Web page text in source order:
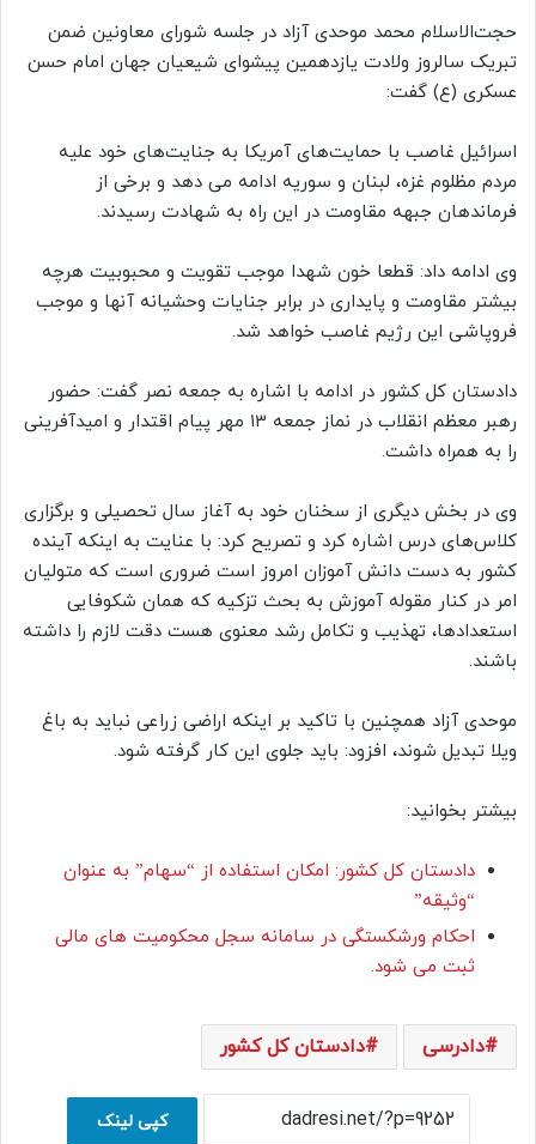
حجت‌الاسلام محمد موحدی آزاد در جلسه شورای معاونین ضمن
تبریک سالروز ولادت یازدهمین پیشوای شیعیان جهان امام حسن
عسکری (ع) گفت:
اسرائیل غاصب با حمایت‌های آمریکا به جنایت‌های خود علیه
مردم مظلوم غزه، لبنان و سوریه ادامه می دهد و برخی از
فرماندهان جبهه مقاومت در این راه به شهادت رسیدند.
وی ادامه داد: قطعا خون شهدا موجب تقویت و محبوبیت هرچه
بیشتر مقاومت و پایداری در برابر جنایات وحشیانه آنها و موجب
فروپاشی این رژیم غاصب خواهد شد.
دادستان کل کشور در ادامه با اشاره به جمعه نصر گفت: حضور
رهبر معظم انقلاب در نماز جمعه ۱۳ مهر پیام اقتدار و امیدآفرینی
را به همراه داشت.
وی در بخش دیگری از سخنان خود به آغاز سال تحصیلی و برگزاری
کلاس‌های درس اشاره کرد و تصریح کرد: با عنایت به اینکه آینده
کشور به دست دانش آموزان امروز است ضروری است که متولیان
امر در کنار مقوله آموزش به بحث تزکیه که همان شکوفایی
استعدادها، تهذیب و تکامل رشد معنوی هست دقت لازم را داشته
باشند.
موحدی آزاد همچنین با تاکید بر اینکه اراضی زراعی نباید به باغ
ویلا تبدیل شوند، افزود: باید جلوی این کار گرفته شود.
بیشتر بخوانید:
دادستان کل کشور: امکان استفاده از “سهام” به عنوان
“وثیقه”
احکام ورشکستگی در سامانه سجل محکومیت های مالی
ثبت می شود.
دادرسی دادستان کل کشور
کپی لینک